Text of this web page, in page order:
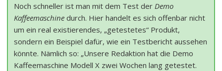
Noch schneller ist man mit dem Test der Demo
Kaffeemaschine durch. Hier handelt es sich offenbar nicht
um ein real existierendes, „getestetes“ Produkt,
sondern ein Beispiel dafür, wie ein Testbericht aussehen
könnte. Nämlich so: „Unsere Redaktion hat die Demo
Kaffeemaschine Modell X zwei Wochen lang getestet.